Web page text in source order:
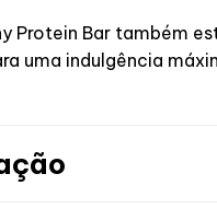
Protein Bar também
uma indulgência